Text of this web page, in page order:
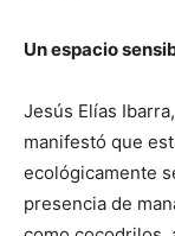
Un espacio
Jesús Elías
manifestó que
ecológicamente
presencia de